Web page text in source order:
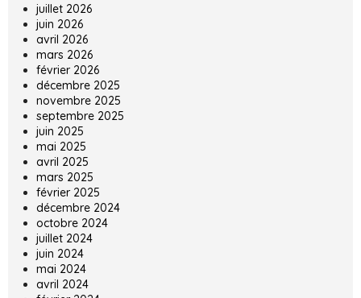
juillet 2026
juin 2026
avril 2026
mars 2026
février 2026
décembre 2025
novembre 2025
septembre 2025
juin 2025
mai 2025
avril 2025
mars 2025
février 2025
décembre 2024
octobre 2024
juillet 2024
juin 2024
mai 2024
avril 2024